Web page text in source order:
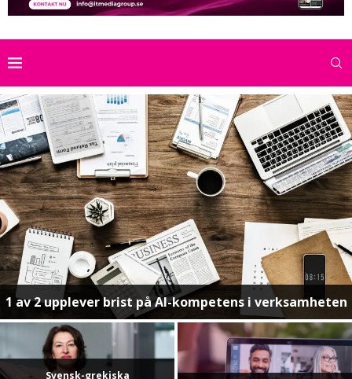
1 av 2 upplever brist på AI-kompetens i verksamheten
Svensk-grekiska